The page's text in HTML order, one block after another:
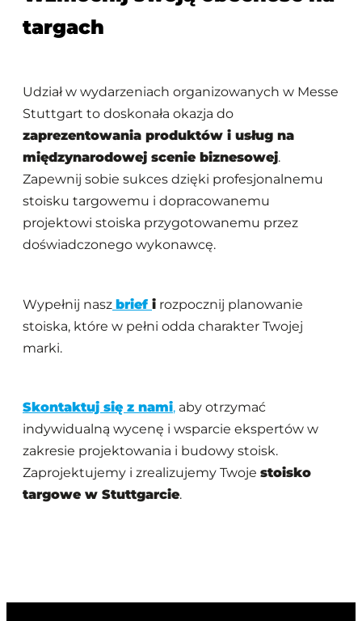
targach
Udział w wydarzeniach organizowanych w Messe
Stuttgart to doskonała okazja do
zaprezentowania produktów i usług na
międzynarodowej scenie biznesowej.
Zapewnij sobie sukces dzięki profesjonalnemu
stoisku targowemu i dopracowanemu
projektowi stoiska przygotowanemu przez
doświadczonego wykonawcę.
Wypełnij nasz brief i rozpocznij planowanie
stoiska, które w pełni odda charakter Twojej
marki.
Skontaktuj się z nami, aby otrzymać
indywidualną wycenę i wsparcie ekspertów w
zakresie projektowania i budowy stoisk.
Zaprojektujemy i zrealizujemy Twoje stoisko
targowe w Stuttgarcie.